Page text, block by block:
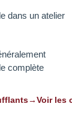
dans un atelier
complète
Voir les